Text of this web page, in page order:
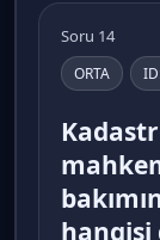
Soru 14
ORTA
hangisi